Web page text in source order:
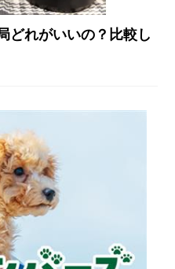
どれがいいの？比較し